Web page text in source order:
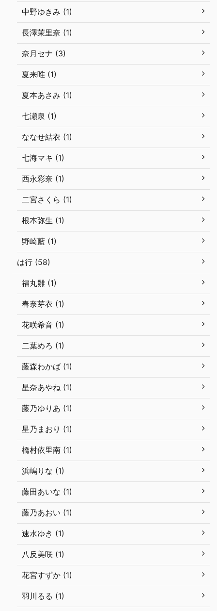
中野ゆきみ (1)
長澤茉里奈 (1)
奈月セナ (3)
夏来唯 (1)
夏本あさみ (1)
七瀬泉 (1)
ななせ結衣 (1)
七海マキ (1)
西永彩奈 (1)
二宮さくら (1)
根本弥生 (1)
野崎藍 (1)
は行 (58)
福丸雛 (1)
春奈芽衣 (1)
花咲希音 (1)
二葉めろ (1)
藤森わかば (1)
星奈あやね (1)
藤乃ゆりあ (1)
星乃まおり (1)
橋村依里南 (1)
浜嶋りな (1)
藤田あいな (1)
藤乃あおい (1)
速水ゆき (1)
八反美咲 (1)
花宮すずか (1)
羽川るる (1)